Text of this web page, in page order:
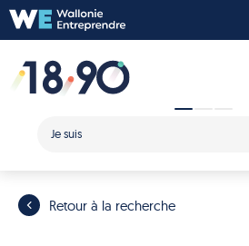
Je suis
Retour à la recherche